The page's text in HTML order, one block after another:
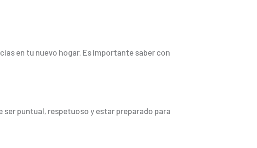
en tu nuevo hogar. Es importante saber con
ser puntual, respetuoso y estar preparado para